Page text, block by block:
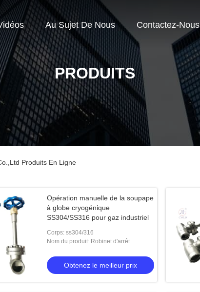
Au Sujet De Nous Contactez-Nous
PRODUITS
Produits En Ligne
Opération manuelle de la soupape
à globe cryogénique
SS304/SS316 pour gaz industriel
Corps: ss304/316
Nom du produit: Robinet d'arrêt
Obtenez le meilleur prix